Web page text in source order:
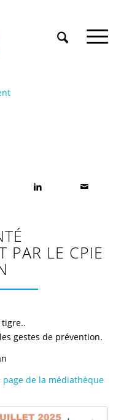
PAR LE CPIE
gestes de prévention.
page de la médiathèque